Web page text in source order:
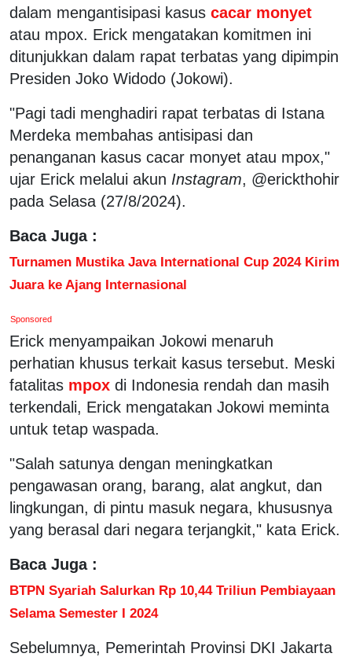
dalam mengantisipasi kasus cacar monyet
atau mpox. Erick mengatakan komitmen ini
ditunjukkan dalam rapat terbatas yang dipimpin
Presiden Joko Widodo (Jokowi).
"Pagi tadi menghadiri rapat terbatas di Istana
Merdeka membahas antisipasi dan
penanganan kasus cacar monyet atau mpox,"
ujar Erick melalui akun Instagram, @erickthohir
pada Selasa (27/8/2024).
Baca Juga :
Turnamen Mustika Java International Cup 2024 Kirim
Juara ke Ajang Internasional
Sponsored
Erick menyampaikan Jokowi menaruh
perhatian khusus terkait kasus tersebut. Meski
fatalitas mpox di Indonesia rendah dan masih
terkendali, Erick mengatakan Jokowi meminta
untuk tetap waspada.
"Salah satunya dengan meningkatkan
pengawasan orang, barang, alat angkut, dan
lingkungan, di pintu masuk negara, khususnya
yang berasal dari negara terjangkit," kata Erick.
Baca Juga :
BTPN Syariah Salurkan Rp 10,44 Triliun Pembiayaan
Selama Semester I 2024
Sebelumnya, Pemerintah Provinsi DKI Jakarta